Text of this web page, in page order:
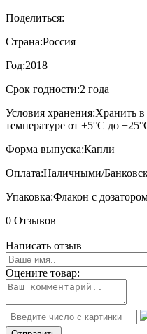
Поделиться:
Страна:Россия
Год:2018
Срок годности:2 года
Условия хранения:Хранить
температуре от +5°С до
Форма выпуска:Капли
Оплата:Наличными/
Упаковка:Флакон с
0 Отзывов
Написать отзыв
Оцените товар: